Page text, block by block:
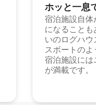
ホッと一⁠息⁠
宿泊施設自
になること
いのログハ
スボートの
宿泊施設に
が満載です。